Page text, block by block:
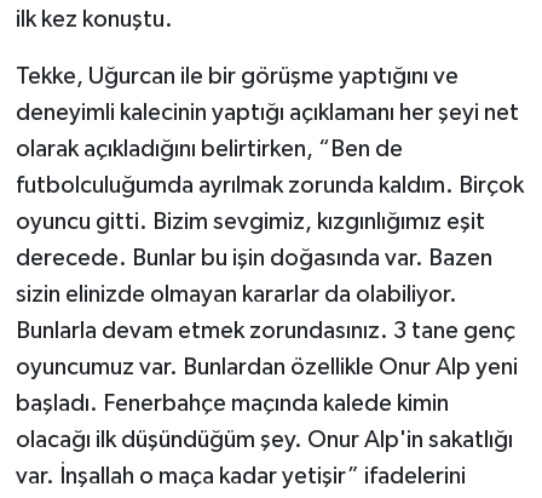
ilk kez konuştu.
Tekke, Uğurcan ile bir görüşme yaptığını ve
deneyimli kalecinin yaptığı açıklamanı her şeyi net
olarak açıkladığını belirtirken, “Ben de
futbolculuğumda ayrılmak zorunda kaldım. Birçok
oyuncu gitti. Bizim sevgimiz, kızgınlığımız eşit
derecede. Bunlar bu işin doğasında var. Bazen
sizin elinizde olmayan kararlar da olabiliyor.
Bunlarla devam etmek zorundasınız. 3 tane genç
oyuncumuz var. Bunlardan özellikle Onur Alp yeni
başladı. Fenerbahçe maçında kalede kimin
olacağı ilk düşündüğüm şey. Onur Alp'in sakatlığı
var. İnşallah o maça kadar yetişir” ifadelerini